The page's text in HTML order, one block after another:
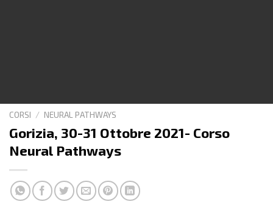
CORSI / NEURAL PATHWAYS
Gorizia, 30-31 Ottobre 2021- Corso
Neural Pathways